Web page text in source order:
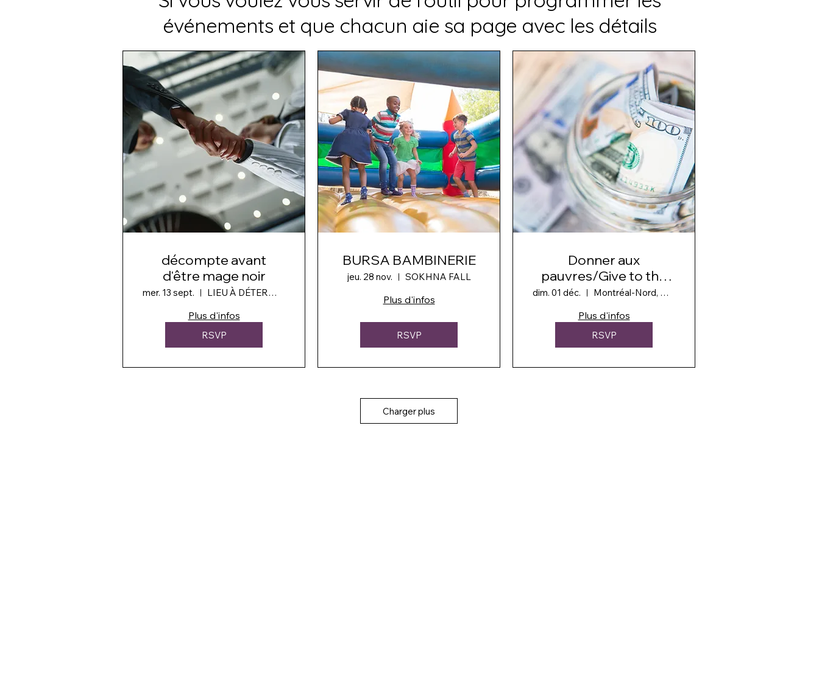
événements et que chacun aie sa page avec les détails
décompte avant
d'être mage noir
mer. 13 sept. LIEU À DÉTERMINER
Plus d'infos
RSVP
BURSA BAMBINERIE
jeu. 28 nov. SOKHNA FALL
Plus d'infos
RSVP
Donner aux
pauvres/Give to the
poor people
dim. 01 déc. Montréal-Nord, QC H1H 5B5, Canada
Plus d'infos
RSVP
Charger plus